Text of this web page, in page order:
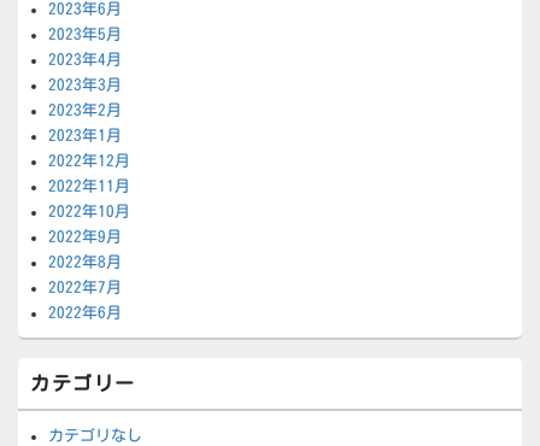
2023年6月
2023年5月
2023年4月
2023年3月
2023年2月
2023年1月
2022年12月
2022年11月
2022年10月
2022年9月
2022年8月
2022年7月
2022年6月
カテゴリー
カテゴリなし